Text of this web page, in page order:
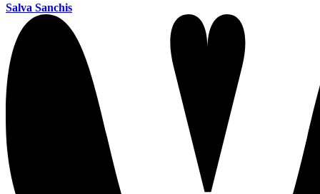
Salva Sanchis